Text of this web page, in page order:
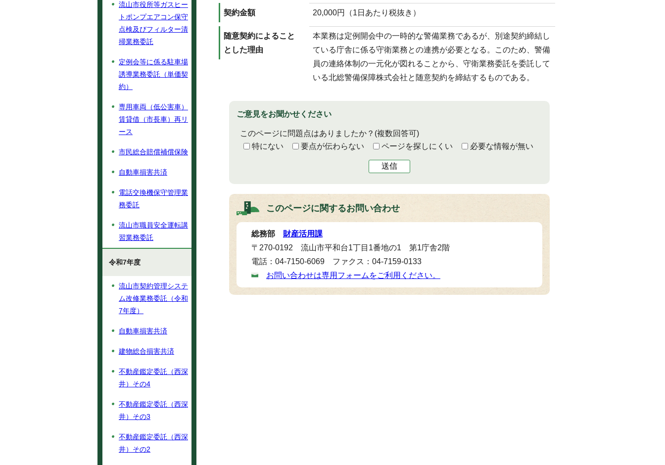
契約金額 20,000円（1日あたり税抜き）
随意契約によること
とした理由
本業務は定例開会中の一時的な警備業務であるが、別途契約締結し
ている庁舎に係る守衛業務との連携が必要となる。このため、警備
員の連絡体制の一元化が図れることから、守衛業務委託を委託して
いる北総警備保障株式会社と随意契約を締結するものである。
ご意見をお聞かせください
このページに問題点はありましたか？ (複数回答可)
特にない
要点が伝わらない ページを探しにくい 必要な情報が無い
送信
このページに関するお問い合わせ
総務部 財産活用課
〒270-0192 流山市平和台1丁目1番地の1 第1庁舎2階
電話：04-7150-6069 ファクス：04-7159-0133
お問い合わせは専用フォームをご利用ください。
流山市役所等ガスヒー
トポンプエアコン保守
点検及びフィルター清
掃業務委託
定例会等に係る駐車場
誘導業務委託（単価契
約）
専用車両（低公害車）
賃貸借（市長車）再リ
ース
市民総合賠償補償保険
自動車損害共済
電話交換機保守管理業
務委託
流山市職員安全運転講
習業務委託
令和7年度
流山市契約管理システ
ム改修業務委託（令和
7年度）
自動車損害共済
建物総合損害共済
不動産鑑定委託（西深
井）その4
不動産鑑定委託（西深
井）その3
不動産鑑定委託（西深
井）その2